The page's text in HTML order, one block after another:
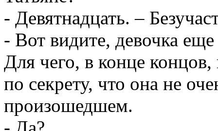
- Девятнадцать. –
- Вот видите, девочка
Для чего, в конце
по секрету, что она не
произошедшем.